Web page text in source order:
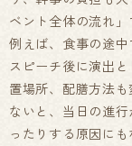
ベント全体の流れ」
例えば、食事の途
スピーチ後に演出
置場所、配膳方法
ないと、当日の進
ったりする原因にも